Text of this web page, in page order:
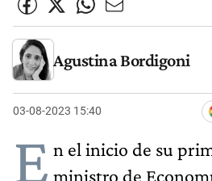
Agustina Bordigoni
03-08-2023 15:40
E n el inicio de su
ministro de